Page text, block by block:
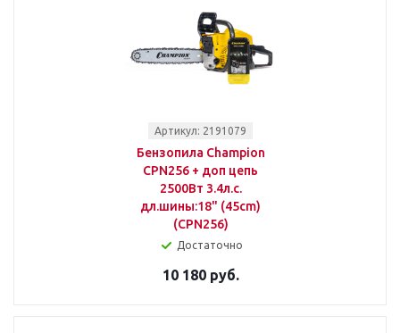
Артикул: 2191079
Бензопила Champion
CPN256 + доп цепь
2500Вт 3.4л.с.
дл.шины:18" (45cm)
(CPN256)
Достаточно
10 180 руб.